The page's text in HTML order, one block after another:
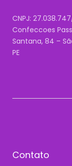
CNPJ:
Confeccoes
Santana, 84 –
PE
Contato